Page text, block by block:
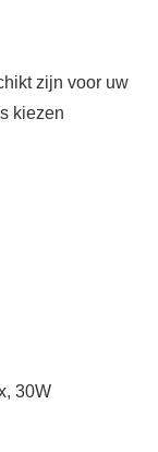
zijn voor uw
kiezen
30W